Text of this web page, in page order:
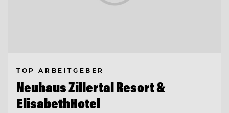
TOP ARBEITGEBER
Neuhaus Zillertal Resort &
ElisabethHotel